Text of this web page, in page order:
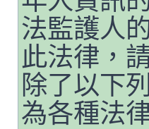
法監護人
此法律，
除了以下
為各種法